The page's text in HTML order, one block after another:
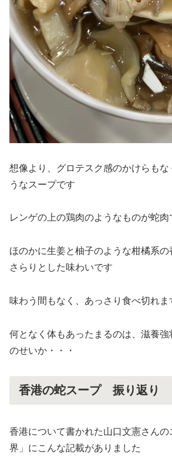
想像より、グロテスク感のかけらも
うなスープです
レンゲの上の鶏肉のようなものが蛇肉
ほのかに生姜と柚子のような柑橘系
さらりとした味わいです
味わう間もなく、あっさり食べ切れま
何となく体もあったまるのは、滋養
のせいか・・・
香港の蛇スープ 振り返り
香港について書かれた山口文憲さん
界」にこんな記載がありました